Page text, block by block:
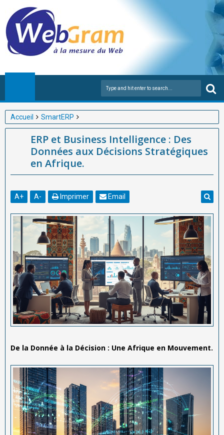
Accueil
SmartERP
ERP et Business Intelligence : Des Données aux Décisions
Stratégiques en Afrique.
ERP et Business Intelligence : Des
Données aux Décisions Stratégiques
en Afrique.
A+ A- Imprimer Email
De la Donnée à la Décision : Une Afrique en Mouvement.